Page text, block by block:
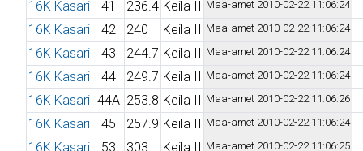
16K Kasari 41 236.4 Keila II Maa-amet 2010-02-22 11:06:24
16K Kasari 42 240 Keila II Maa-amet 2010-02-22 11:06:24
16K Kasari 43 244.7 Keila II Maa-amet 2010-02-22 11:06:24
16K Kasari 44 249.7 Keila II Maa-amet 2010-02-22 11:06:24
16K Kasari 44A 253.8 Keila II Maa-amet 2010-02-22 11:06:26
16K Kasari 45 257.9 Keila II Maa-amet 2010-02-22 11:06:24
16K Kasari 53 303 Keila II Maa-amet 2010-02-22 11:06:25